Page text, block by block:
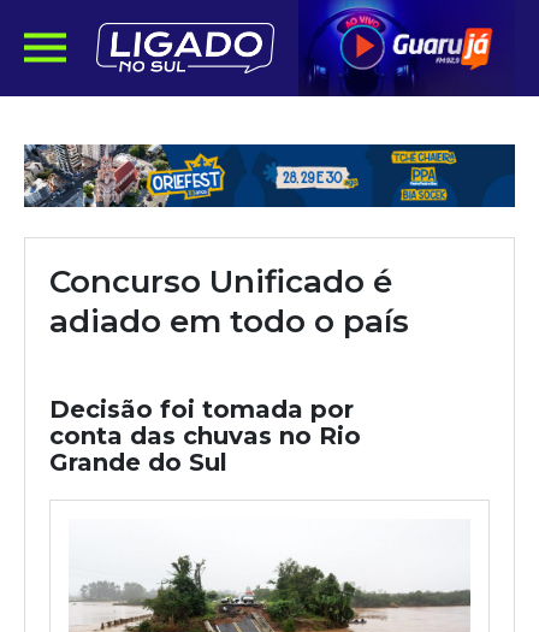
Concurso Unificado é
adiado em todo o país
Decisão foi tomada por
conta das chuvas no Rio
Grande do Sul